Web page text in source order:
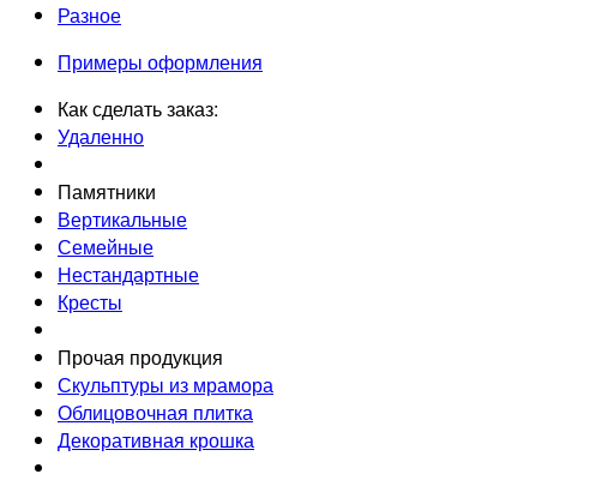
Разное
Примеры оформления
Как сделать заказ:
Удаленно
Памятники
Вертикальные
Семейные
Нестандартные
Кресты
Прочая продукция
Скульптуры из мрамора
Облицовочная плитка
Декоративная крошка